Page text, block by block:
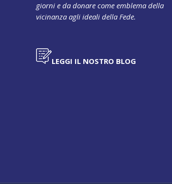
giorni e da donare come emblema della
vicinanza agli ideali della Fede.
LEGGI IL NOSTRO BLOG